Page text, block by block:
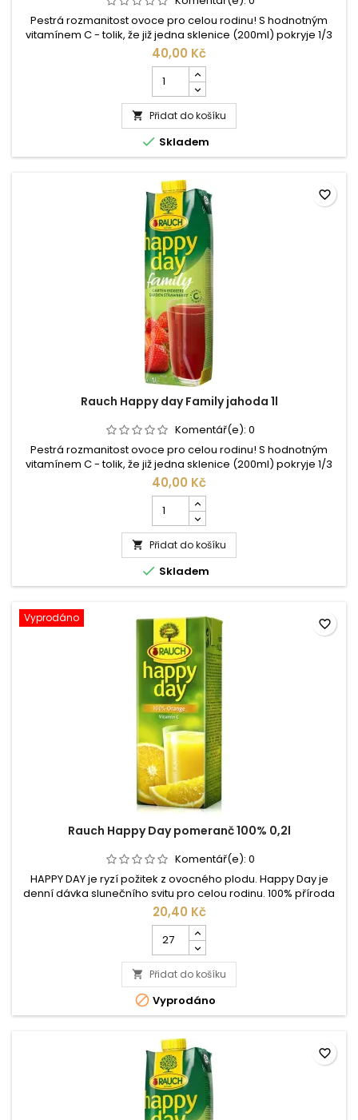
Pestrá rozmanitost ovoce pro celou rodinu! S hodnotným
vitamínem C - tolik, že již jedna sklenice (200ml) pokryje 1/3
potřebného denního příjmu. Složení: Pitná voda, 35%
hrušková dřeň, cukr, kyselina citronová, aroma, vitamín C. ...
40,00 Kč
kusů
produktu
Rauch
Happy
day
Family
 Přidat do košíku
 Skladem
Rauch Happy day Family jahoda 1l
Komentář(e): 0
Pestrá rozmanitost ovoce pro celou rodinu! S hodnotným
vitamínem C - tolik, že již jedna sklenice (200ml) pokryje 1/3
potřebného denního příjmu. Složení: Pitná voda, 25%
jablečná šťáva vyrobená z koncentrátu jablečné šťávy a
dřeně,10% jahodová dřeň, cukr, koncentrát šťávy z černého
rybízu, kyselina citronová,vitamín C. ...
40,00 Kč
kusů
produktu
Rauch
Happy
day
Family
1l
 Přidat do košíku
 Skladem
favorite_border
Vyprodáno
Rauch Happy Day pomeranč 100% 0,2l
Komentář(e): 0
HAPPY DAY je ryzí požitek z ovocného plodu. Happy Day je
denní dávka slunečního svitu pro celou rodinu. 100% příroda
– bez přídavku barviv, konzervačních nebo aromatických
látek. Happy Day – to je nesrovnatelný požitek z přírody.
Šťáva z 2,5kg pomerančů, které dozrály na slunci, v 1 litru
pomerančové šťávy, garantuje nejen zdravý požitek z pití, ale
pouze...
20,40 Kč
kusů
produktu
Rauch
Happy
Day
pomeranč
0,2l
 Přidat do košíku
 Vyprodáno
favorite_border
favorite_border